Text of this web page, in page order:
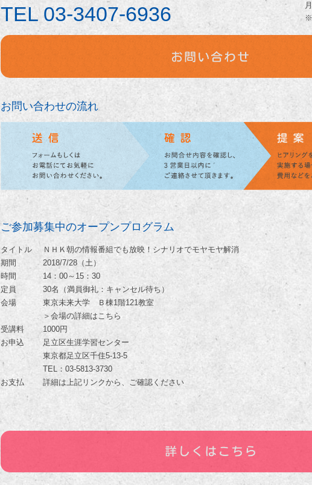
TEL 03-3407-6936
※
お問い合わせの流れ
ご参加募集中のオープンプログラム
タイトル
ＮＨＫ朝の情報番組でも放映！シナリオでモヤモヤ解消
期間
2018/7/28（土）
時間
14：00～15：30
定員
30名（満員御礼：キャンセル待ち）
会場
東京未来大学 Ｂ棟1階121教室
＞会場の詳細はこちら
受講料
1000円
お申込
足立区生涯学習センター
東京都足立区千住5-13-5
TEL：03-5813-3730
お支払
詳細は上記リンクから、ご確認ください